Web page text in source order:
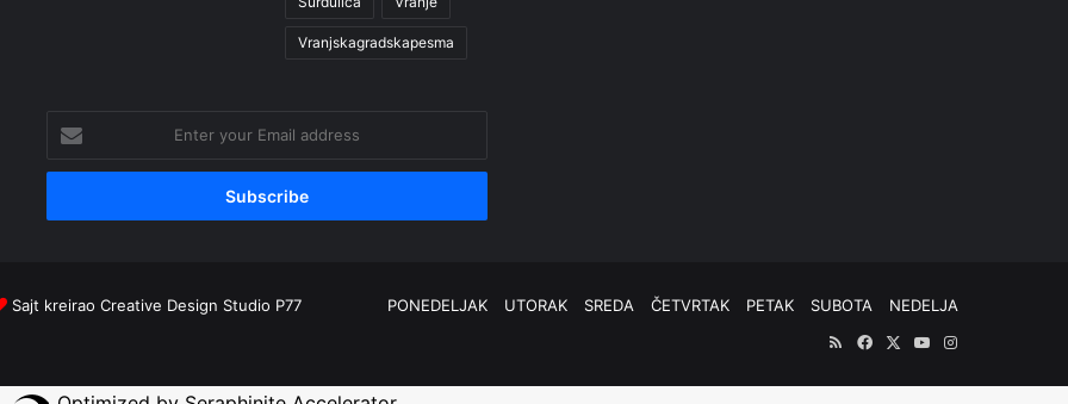
Vranjskagradskapesma
your
Email
Sajt kreirao Creative Design Studio P77 PONEDELJAK UTORAK SREDA ČETVRTAK PETAK SUBOTA
NEDELJA
RSSFacebook
X YouTubeInstagram